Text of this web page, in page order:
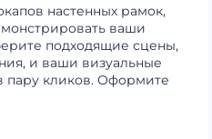
настенных рамок,
ваши
подходящие сцены,
и ваши визуальные
пару кликов. Оформите